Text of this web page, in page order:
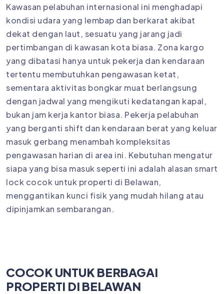
Kawasan pelabuhan internasional ini menghadapi
kondisi udara yang lembap dan berkarat akibat
dekat dengan laut, sesuatu yang jarang jadi
pertimbangan di kawasan kota biasa. Zona kargo
yang dibatasi hanya untuk pekerja dan kendaraan
tertentu membutuhkan pengawasan ketat,
sementara aktivitas bongkar muat berlangsung
dengan jadwal yang mengikuti kedatangan kapal,
bukan jam kerja kantor biasa. Pekerja pelabuhan
yang berganti shift dan kendaraan berat yang keluar
masuk gerbang menambah kompleksitas
pengawasan harian di area ini. Kebutuhan mengatur
siapa yang bisa masuk seperti ini adalah alasan smart
lock cocok untuk properti di Belawan,
menggantikan kunci fisik yang mudah hilang atau
dipinjamkan sembarangan.
COCOK UNTUK BERBAGAI
PROPERTI DI BELAWAN